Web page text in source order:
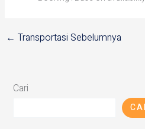
← Transportasi Sebelumnya
Cari